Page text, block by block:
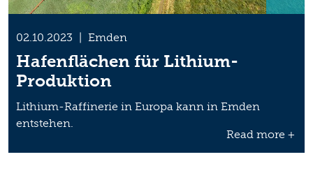
02.10.2023 | Emden
Hafenflächen für Lithium-
Produktion
Lithium-Raffinerie in Europa kann in Emden
entstehen.
Read more +